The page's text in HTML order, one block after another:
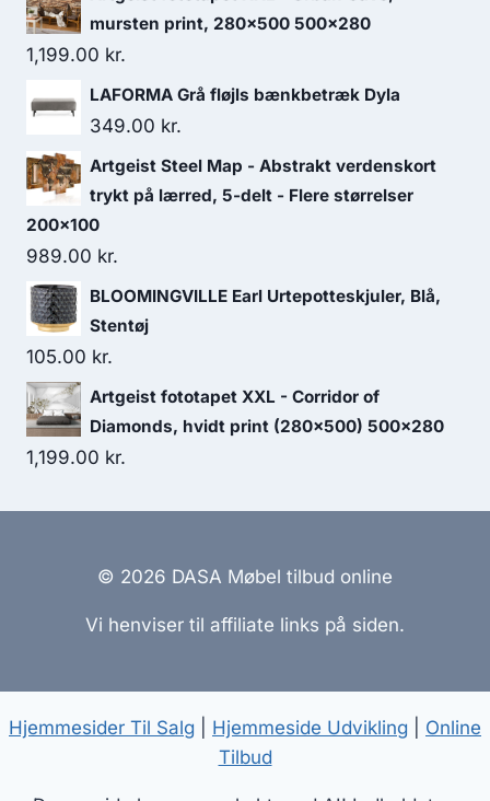
mursten print, 280x500 500x280
1,199.00 kr.
LAFORMA Grå fløjls bænkbetræk Dyla
349.00 kr.
Artgeist Steel Map - Abstrakt verdenskort
trykt på lærred, 5-delt - Flere størrelser
200x100
989.00 kr.
BLOOMINGVILLE Earl Urtepotteskjuler, Blå,
Stentøj
105.00 kr.
Artgeist fototapet XXL - Corridor of
Diamonds, hvidt print (280x500) 500x280
1,199.00 kr.
© 2026 DASA Møbel tilbud online
Vi henviser til affiliate links på siden.
Hjemmesider Til Salg Hjemmeside Udvikling
Online
Tilbud